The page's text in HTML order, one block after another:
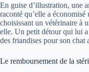
En guise d’illustration, une
raconté qu’elle a économisé
choisissant un vétérinaire à
elle. Un petit détour qui lui a
des friandises pour son chat
Le remboursement de la